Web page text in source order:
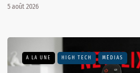
5 août 2026
A LA UNE HIGH TECH MÉDIAS